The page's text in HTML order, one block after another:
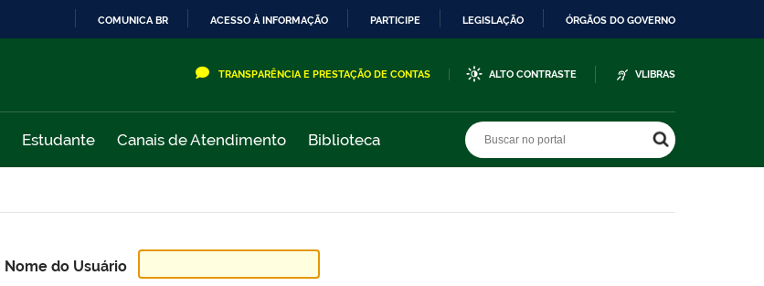
COMUNICA BR ACESSO À INFORMAÇÃO PARTICIPE LEGISLAÇÃO ÓRGÃOS DO GOVERNO
TRANSPARÊNCIA E PRESTAÇÃO DE CONTAS ALTO CONTRASTE VLIBRAS
Estudante Canais de Atendimento Biblioteca
Nome do Usuário